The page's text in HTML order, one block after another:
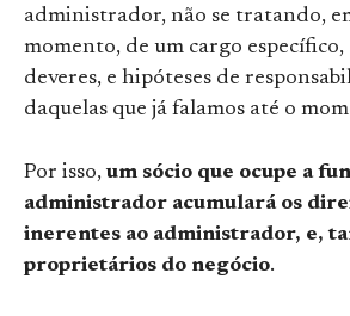
administrador, não se tratando,
momento, de um cargo
deveres, e hipóteses de
daquelas que já falamos até o
Por isso, um sócio que ocupe a
administrador acumulará os
inerentes ao administrador, e,
proprietários do negócio.